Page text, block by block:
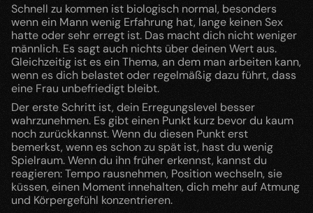
Schnell zu kommen ist biologisch normal, besonders
wenn ein Mann wenig Erfahrung hat, lange keinen Sex
hatte oder sehr erregt ist. Das macht dich nicht weniger
männlich. Es sagt auch nichts über deinen Wert aus.
Gleichzeitig ist es ein Thema, an dem man arbeiten kann,
wenn es dich belastet oder regelmäßig dazu führt, dass
eine Frau unbefriedigt bleibt.
Der erste Schritt ist, dein Erregungslevel besser
wahrzunehmen. Es gibt einen Punkt kurz bevor du kaum
noch zurückkannst. Wenn du diesen Punkt erst
bemerkst, wenn es schon zu spät ist, hast du wenig
Spielraum. Wenn du ihn früher erkennst, kannst du
reagieren: Tempo rausnehmen, Position wechseln, sie
küssen, einen Moment innehalten, dich mehr auf Atmung
und Körpergefühl konzentrieren.